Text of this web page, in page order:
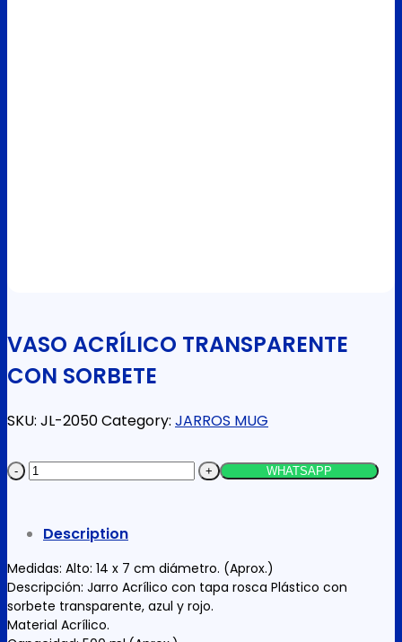
VASO ACRÍLICO TRANSPARENTE
CON SORBETE
SKU: JL-2050Category: JARROS MUG
VASO
CON
SORBETE
quantity
WHATSAPP
Description
Medidas: Alto: 14 x 7 cm diámetro. (Aprox.)
Descripción: Jarro Acrílico con tapa rosca Plástico con
sorbete transparente, azul y rojo.
Material Acrílico.